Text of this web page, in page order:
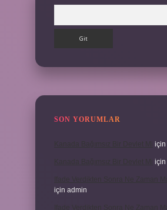
SON YORUMLAR
için
için
için admin